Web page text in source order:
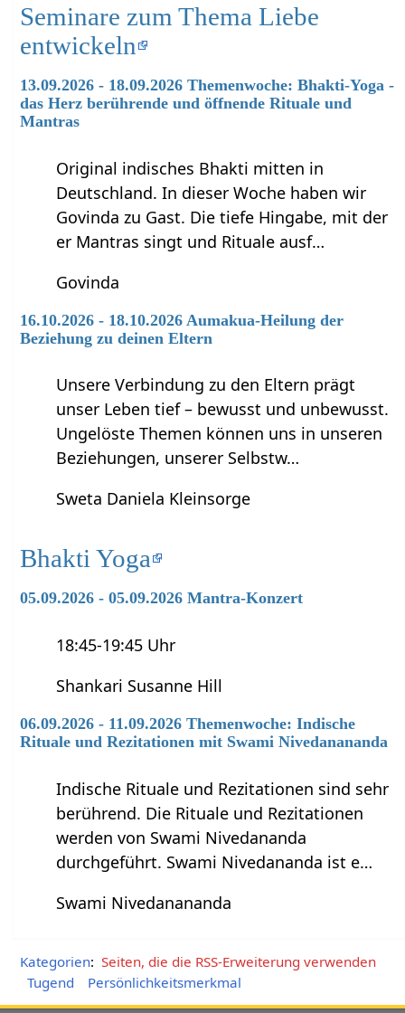
Seminare zum Thema Liebe
entwickeln
13.09.2026 - 18.09.2026 Themenwoche: Bhakti-Yoga -
das Herz berührende und öffnende Rituale und
Mantras
Original indisches Bhakti mitten in
Deutschland. In dieser Woche haben wir
Govinda zu Gast. Die tiefe Hingabe, mit der
er Mantras singt und Rituale ausf…
Govinda
16.10.2026 - 18.10.2026 Aumakua-Heilung der
Beziehung zu deinen Eltern
Unsere Verbindung zu den Eltern prägt
unser Leben tief – bewusst und unbewusst.
Ungelöste Themen können uns in unseren
Beziehungen, unserer Selbstw…
Sweta Daniela Kleinsorge
Bhakti Yoga
05.09.2026 - 05.09.2026 Mantra-Konzert
18:45-19:45 Uhr
Shankari Susanne Hill
06.09.2026 - 11.09.2026 Themenwoche: Indische
Rituale und Rezitationen mit Swami Nivedanananda
Indische Rituale und Rezitationen sind sehr
berührend. Die Rituale und Rezitationen
werden von Swami Nivedananda
durchgeführt. Swami Nivedananda ist e…
Swami Nivedanananda
Kategorien: Seiten, die die RSS-Erweiterung verwenden
Tugend
Persönlichkeitsmerkmal